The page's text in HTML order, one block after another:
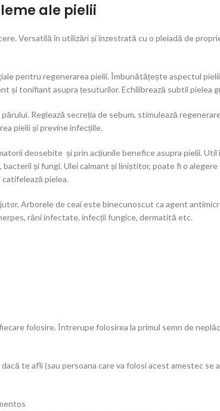
ale pielii
Versatilă în utilizări și înzestrată cu o pleiadă de
pentru regenerarea pielii. Îmbunătățește aspectul
și tonifiant asupra țesuturilor. Echilibrează subtil pielea
Reglează secreția de sebum, stimulează
pielii și previne infecțiile.
deosebite și prin acțiunile benefice asupra pielii.
și fungi. Ulei calmant și liniștitor, poate fi o
pielea.
Arborele de ceai este binecunoscut ca agent
răni infectate, infecții fungice, dermatită etc.
folosire. Întrerupe folosirea la primul semn de
te afli (sau persoana care va folosi acest amestec